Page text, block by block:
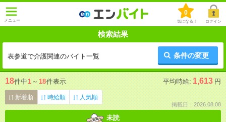
メニュー
0
気になる！ ログイン
検索結果
表参道で介護関連のバイト一覧 条件の変更
18件中1 ～ 18件表示 平均時給: 1,613 円
新着順 時給順 人気順
掲載日：2026.08.08
未読